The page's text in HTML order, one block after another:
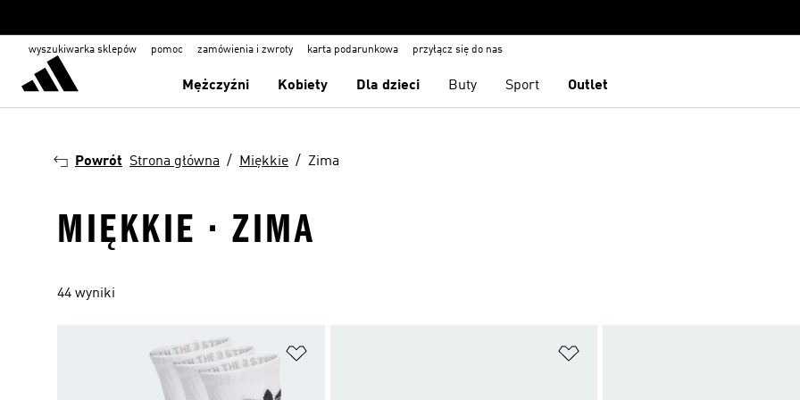
wyszukiwarka sklepów pomoc zamówienia i zwroty karta podarunkowa przyłącz się do nas
Mężczyźni Kobiety Dla dzieci Buty Sport Outlet
Powrót Strona główna Miękkie Zima
MIĘKKIE · ZIMA
44 wyniki